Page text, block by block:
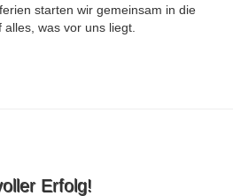
starten wir gemeinsam in die
was vor uns liegt.
Erfolg!